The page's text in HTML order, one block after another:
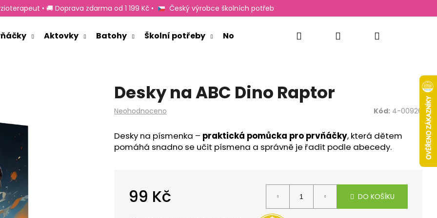
• 🚚 Doprava zdarma od 1 199 Kč • Český výrobce školních potřeb
Aktovky Batohy Školní potřeby Novinky OxyladyHledat PřihlášeníNákupní
Průměrné
je
0,0
Neohodnoceno
Desky na ABC Dino Raptor
Kód: 4-00926
Desky na písmenka – praktická pomůcka pro prvňáčky, která dětem
pomáhá snadno se učit písmena a správně je řadit podle abecedy.
99 Kč DO KOŠÍKU
HLEDAT